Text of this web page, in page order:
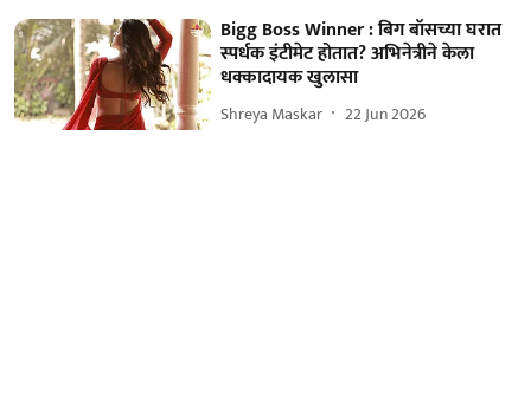
Bigg Boss Winner : बिग बॉसच्या घरात
स्पर्धक इंटीमेट होतात? अभिनेत्रीने केला
धक्कादायक खुलासा
Shreya Maskar 22 Jun 2026